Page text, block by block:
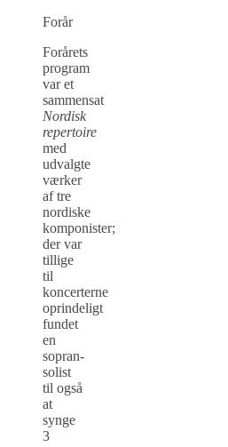
Forår
Forårets
program
var et
sammensat
Nordisk
repertoire
med
udvalgte
værker
af tre
nordiske
komponister;
der var
tillige
til
koncerterne
oprindeligt
fundet
en
sopran-
solist
til også
at
synge
3